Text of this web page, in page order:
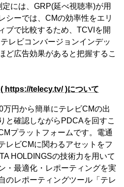
には、GRP(延べ視聴率)が用
シーでは、CMの効率性をエリ
ブで比較するため、TCVIを開
レビコンバージョンインデッ
ど広告効果があると把握するこ
https://telecy.tv/ )について
万円から簡単にテレビCMの出
と確認しながらPDCAを回すこ
プラットフォームです。電通
レビCMに関わるアセットをフ
HOLDINGSの技術力を用いて
・最適化・レポーティングを実
のレポーティングツール「テレ